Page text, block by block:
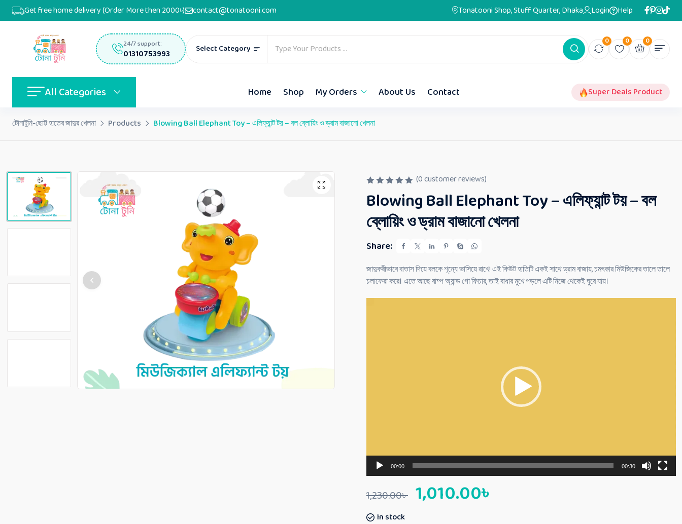
Get free home delivery (Order More then 2000৳) contact@tonatooni.com Tonatooni Shop, Stuff Quarter, Dhaka Login Help
24/7 support:
01310753993 Select Category
0 0 0
All Categories Home Shop My Orders About Us Contact Super Deals Product
টোনাটুনি-ছোট্ট হাতের জাদুর খেলনা Products Blowing Ball Elephant Toy – এলিফ্যান্ট টয় – বল ব্লোয়িং ও ড্রাম বাজানো খেলনা
a
t
d
0
u
f
(0customer reviews)
Blowing Ball Elephant Toy – এলিফ্যান্ট টয় – বল
ব্লোয়িং ও ড্রাম বাজানো খেলনা
Share:
জাদুকরীভাবে বাতাস দিয়ে বলকে শূন্যে ভাসিয়ে রাখে! এই কিউট হাতিটি একই সাথে ড্রাম বাজায়, চমৎকার মিউজিকের তালে তালে
চলাফেরা করে। এতে আছে বাম্প অ্যান্ড গো ফিচার, তাই বাধার মুখে পড়লে এটি নিজে থেকেই ঘুরে যায়।
00:00 00:30
1,230.00৳ 1,010.00৳
In stock